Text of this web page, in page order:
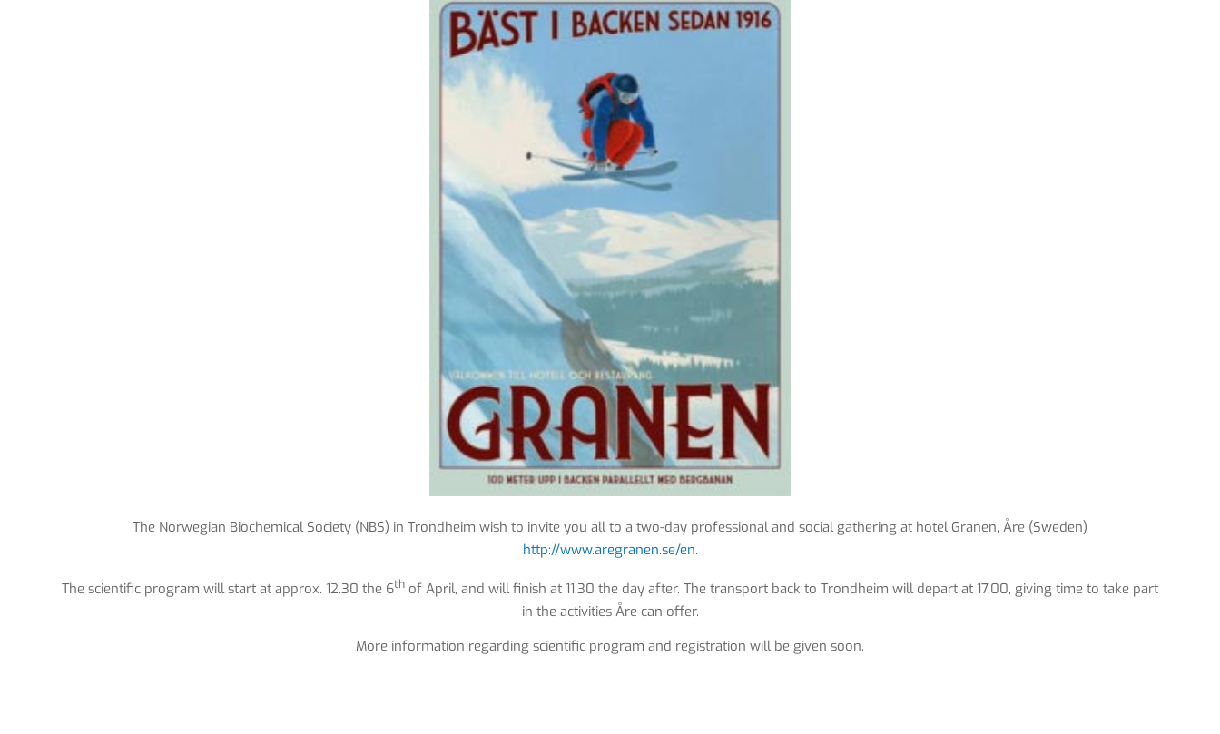
The Norwegian Biochemical Society (NBS) in Trondheim wish to invite you all to a two-day professional and social gathering at hotel Granen, Åre (Sweden)
http://www.aregranen.se/en.
The scientific program will start at approx. 12.30 the 6th of April, and will finish at 11.30 the day after. The transport back to Trondheim will depart at 17.00, giving time to take part
in the activities Åre can offer.
More information regarding scientific program and registration will be given soon.